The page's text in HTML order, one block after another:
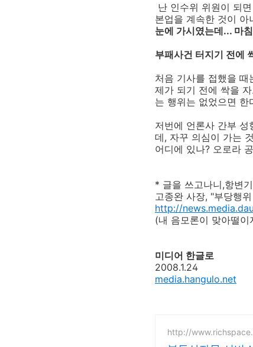
난 인수위 위원이 되
본업을 계속한 것이 아
눈에 가시였는데... 마
부패사건 터지기 전에
처음 기사를 접했을
제가 되기 전에 싹을
는 행위는 없었으면
저번에 언론사 간부
데, 자꾸 의심이 가는
어디에 있나? 오로라
* 글을 쓰고나니,항변
고종완 사장, "부당행
http://
(내 음모론이 맞아떨이
미디어 한글로
2008.1.24
media.hangulo.net
http://